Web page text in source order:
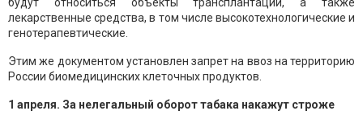
лекарственные средства, в том числе высокотехнологические и
генотерапевтические.
Этим же документом установлен запрет на ввоз на территорию
России биомедицинских клеточных продуктов.
1 апреля. За нелегальный оборот табака накажут строже